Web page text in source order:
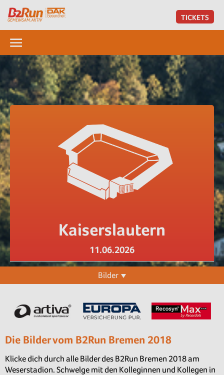
TICKETS
Kaiserslautern
11.06.2026
Bilder
Die Bilder vom B2Run Bremen 2018
Klicke dich durch alle Bilder des B2Run Bremen 2018 am
Weserstadion. Schwelge mit den Kolleginnen und Kollegen in